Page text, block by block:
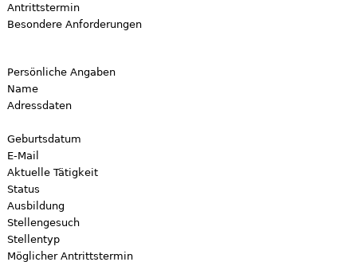
Antrittstermin
Besondere Anforderungen
Persönliche Angaben
Name
Adressdaten
Geburtsdatum
E-Mail
Aktuelle Tätigkeit
Status
Ausbildung
Stellengesuch
Stellentyp
Möglicher Antrittstermin